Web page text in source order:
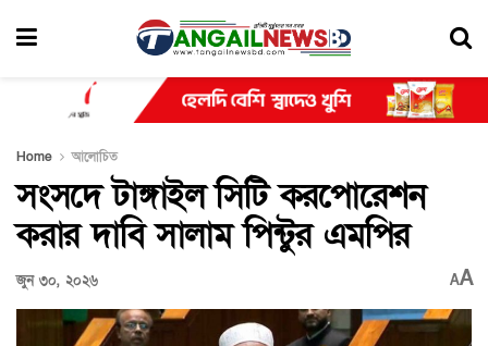
Home আলোচিত
সংসদে টাঙ্গাইল সিটি করপোরেশন
করার দাবি সালাম পিন্টুর এমপির
জুন ৩০, ২০২৬ AA